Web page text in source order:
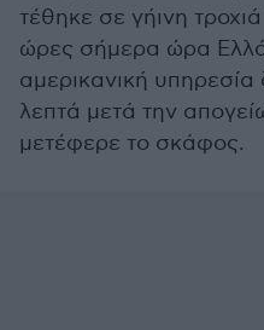
τέθηκε σε γήινη
ώρες σήμερα ώρα
αμερικανική υπηρεσία
λεπτά μετά την
μετέφερε το σκάφος.